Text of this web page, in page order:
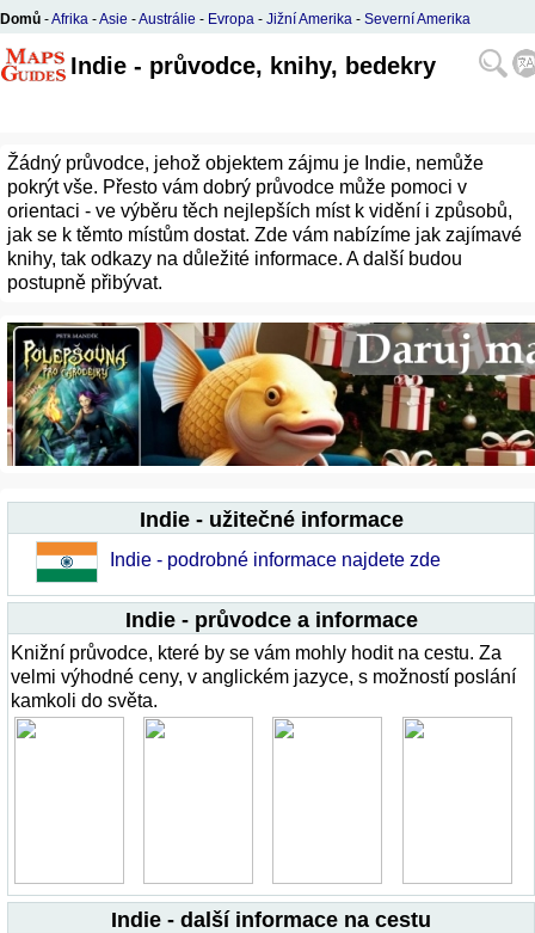
Domů -Afrika -Asie -Austrálie - Evropa - Jižní Amerika - Severní Amerika
Indie - průvodce, knihy, bedekry
Žádný průvodce, jehož objektem zájmu je Indie, nemůže
pokrýt vše. Přesto vám dobrý průvodce může pomoci v
orientaci - ve výběru těch nejlepších míst k vidění i způsobů,
jak se k těmto místům dostat. Zde vám nabízíme jak zajímavé
knihy, tak odkazy na důležité informace. A další budou
postupně přibývat.
Indie - užitečné informace
Indie - podrobné informace najdete zde
Indie - průvodce a informace
Knižní průvodce, které by se vám mohly hodit na cestu. Za
velmi výhodné ceny, v anglickém jazyce, s možností poslání
kamkoli do světa.
Indie - další informace na cestu